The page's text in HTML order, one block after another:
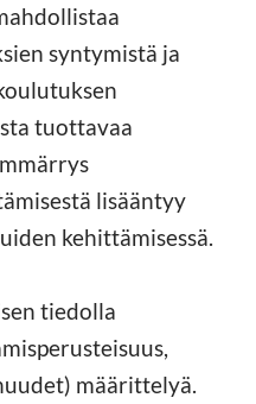
syntymistä ja
tuottavaa
lisääntyy
kehittämisessä.
tiedolla
määrittelyä.